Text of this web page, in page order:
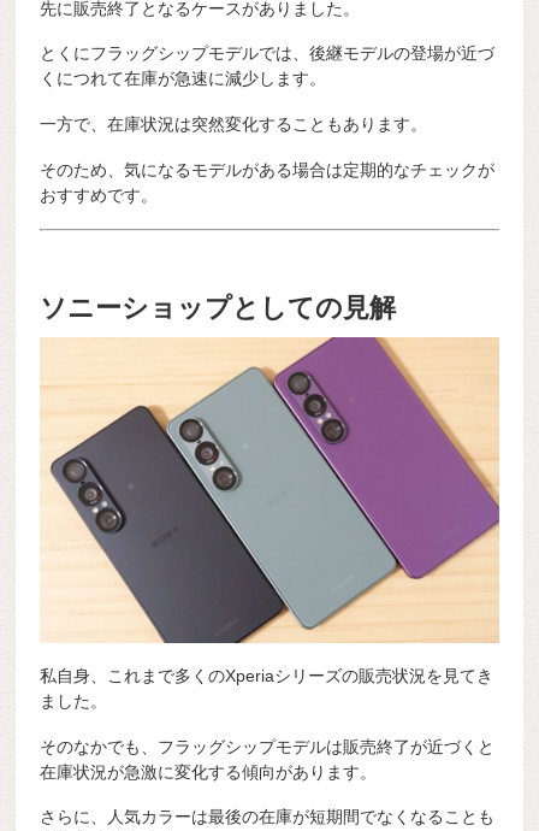
先に販売終了となるケースがありました。
とくにフラッグシップモデルでは、後継モデルの登場が近づ
くにつれて在庫が急速に減少します。
一方で、在庫状況は突然変化することもあります。
そのため、気になるモデルがある場合は定期的なチェックが
おすすめです。
ソニーショップとしての見解
私自身、これまで多くのXperiaシリーズの販売状況を見てき
ました。
そのなかでも、フラッグシップモデルは販売終了が近づくと
在庫状況が急激に変化する傾向があります。
さらに、人気カラーは最後の在庫が短期間でなくなることも